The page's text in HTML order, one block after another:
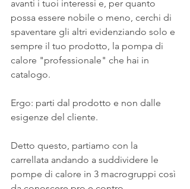
avanti i tuoi interessi e, per quanto
possa essere nobile o meno, cerchi di
spaventare gli altri evidenziando solo e
sempre il tuo prodotto, la pompa di
calore "professionale" che hai in
catalogo.
Ergo: parti dal prodotto e non dalle
esigenze del cliente.
Detto questo, partiamo con la
carrellata andando a suddividere le
pompe di calore in 3 macrogruppi così